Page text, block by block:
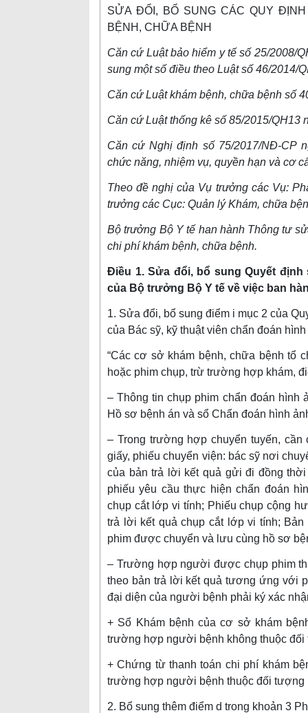
SỬA ĐỔI, BỔ SUNG CÁC QUY
BỆNH, CHỮA BỆNH
Căn cứ Luật bảo hiểm y tế số 25/2008/
sung một số điều theo Luật số 46/2014/
Căn cứ Luật khám bệnh, chữa bệnh số
Căn cứ Luật thống kê số 85/2015/QH13
Căn cứ Nghị định số 75/2017/NĐ-CP
chức năng, nhiệm vụ, quyền hạn và cơ
Theo đề nghị của Vụ trưởng các Vụ:
trưởng các Cục: Quản lý Khám, chữa
Bộ trưởng Bộ Y tế han hành Thông tư
chi phí khám bệnh, chữa bệnh.
Điều 1. Sửa đổi, bổ sung Quyết định
của Bộ trưởng Bộ Y tế về việc ban
1. Sửa đổi, bổ sung điểm i mục 2 của
của Bác sỹ, kỹ thuật viên chẩn đoán
“Các cơ sở khám bệnh, chữa bệnh tổ
hoặc phim chụp, trừ trường hợp khám,
– Thông tin chụp phim chẩn đoán
Hồ sơ bệnh án và sổ Chẩn đoán hình
– Trong trường hợp chuyển tuyến, cần
giấy, phiếu chuyển viện: bác sỹ nơi
của bản trả lời kết quả gửi đi đồng
phiếu yêu cầu thực hiện chẩn đoán
chụp cắt lớp vi tính; Phiếu chụp cộng
trả lời kết quả chụp cắt lớp vi tính;
phim được chuyển và lưu cùng hồ sơ
– Trường hợp người được chụp phim
theo bản trả lời kết quả tương ứng với
đại diện của người bệnh phải ký xác
+ Sổ Khám bệnh của cơ sở khám
trường hợp người bệnh không thuộc đối
+ Chứng từ thanh toán chi phí khám
trường hợp người bệnh thuộc đối tượng
2. Bổ sung thêm điểm d trong khoản 3